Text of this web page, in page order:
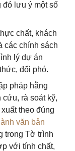
đó lưu ý một số
chất, khách
các chính sách
lý dự án
đối phó.
pháp hằng
rà soát kỹ,
theo đúng
văn bản
trong Tờ trình
với tính chất,